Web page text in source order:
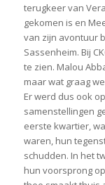
terugkeer van
gekomen is en
van zijn avontuur
Sassenheim. Bij
te zien. Malou
maar wat graag
Er werd dus ook
samenstellingen
eerste kwartier,
waren, hun
schudden. In het
hun voorsprong